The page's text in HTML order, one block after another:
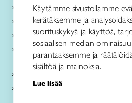
Käsityöohjeet
Me olemme Taito
Paikallinen toiminta
Verkkokaupat
Kirjaudu Arviin
Kirjaudu Taitocampukseen
Käytämme sivustollamme
kerätäksemme ja
suorituskykyä ja käyttöä,
sosiaalisen median
parantaaksemme ja
sisältöä ja mainoksia.
Lue lisää